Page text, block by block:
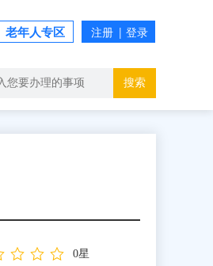
老年人专区
搜索
0星